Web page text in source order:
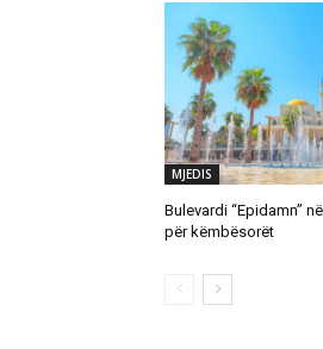
MJEDIS
Bulevardi “Epidamn”
për këmbësorët